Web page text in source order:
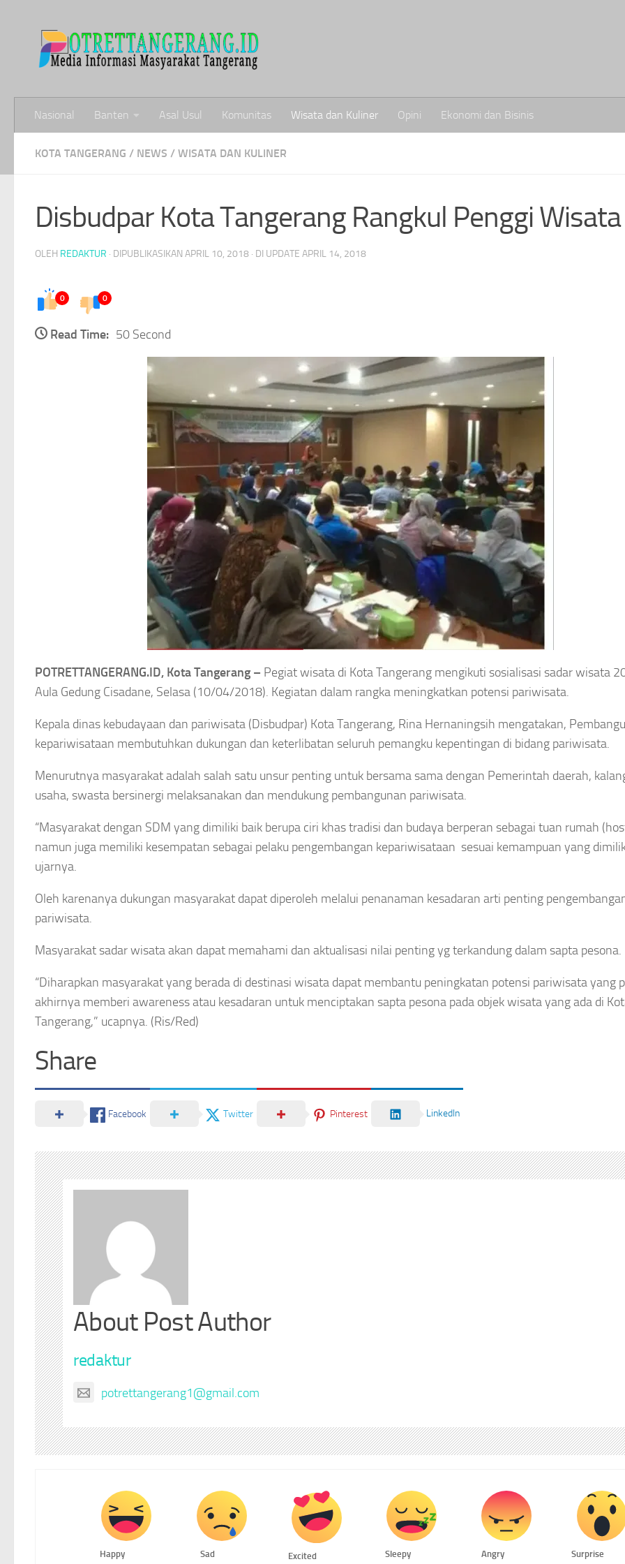
Nasional Banten Asal Usul Komunitas Wisata dan Kuliner Opini Ekonomi dan Bisinis
KOTA TANGERANG / NEWS / WISATA DAN KULINER
Disbudpar Kota Tangerang Rangkul Penggi Wisata
OLEH REDAKTUR · DIPUBLIKASIKAN APRIL 10, 2018 · DI UPDATE APRIL 14, 2018
0 0
Read Time: 50 Second
POTRETTANGERANG.ID, Kota Tangerang – Pegiat wisata di Kota Tangerang mengikuti sosialisasi sadar wisata
Aula Gedung Cisadane, Selasa (10/04/2018). Kegiatan dalam rangka meningkatkan potensi pariwisata.
Kepala dinas kebudayaan dan pariwisata (Disbudpar) Kota Tangerang, Rina Hernaningsih mengatakan,
kepariwisataan membutuhkan dukungan dan keterlibatan seluruh pemangku kepentingan di bidang pariwisata.
Menurutnya masyarakat adalah salah satu unsur penting untuk bersama sama dengan Pemerintah daerah,
usaha, swasta bersinergi melaksanakan dan mendukung pembangunan pariwisata.
“Masyarakat dengan SDM yang dimiliki baik berupa ciri khas tradisi dan budaya berperan sebagai tuan rumah
namun juga memiliki kesempatan sebagai pelaku pengembangan kepariwisataan sesuai kemampuan yang
ujarnya.
Oleh karenanya dukungan masyarakat dapat diperoleh melalui penanaman kesadaran arti penting
pariwisata.
Masyarakat sadar wisata akan dapat memahami dan aktualisasi nilai penting yg terkandung dalam sapta pesona.
“Diharapkan masyarakat yang berada di destinasi wisata dapat membantu peningkatan potensi pariwisata yang
akhirnya memberi awareness atau kesadaran untuk menciptakan sapta pesona pada objek wisata yang ada di
Tangerang,” ucapnya. (Ris/Red)
Share
Facebook Twitter Pinterest LinkedIn
About Post Author
redaktur
potrettangerang1@gmail.com
Happy Sad Excited Sleepy Angry Surprise